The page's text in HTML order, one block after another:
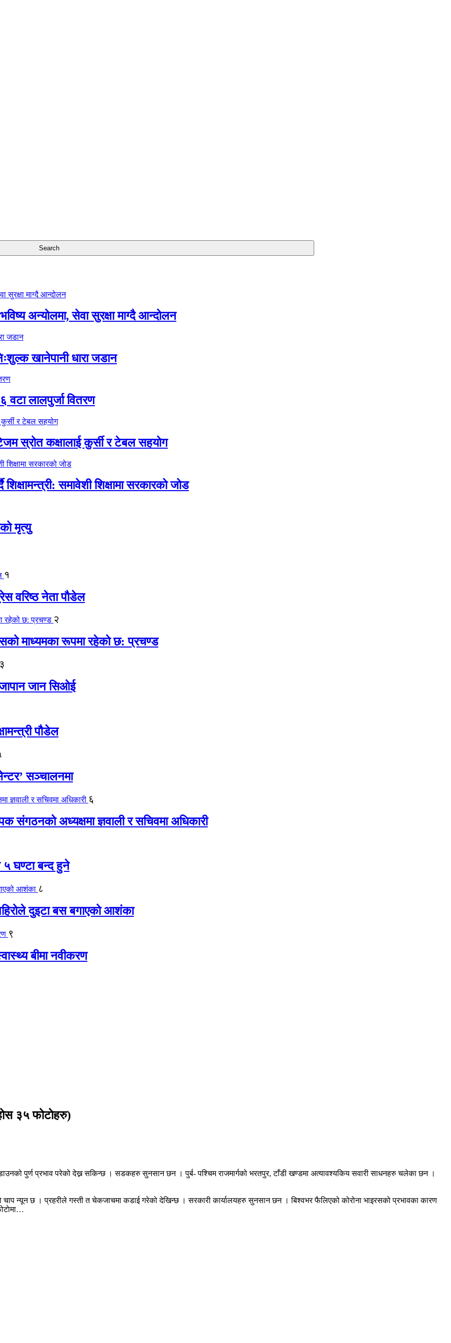
अन्योलमा, सेवा सुरक्षा माग्दै आन्दोलन
खानेपानी धारा जडान
वटा लालपुर्जा वितरण
स्रोत कक्षालाई कुर्सी र टेबल सहयोग
समावेशी शिक्षामा सरकारको जोड
मृत्यु
१
वरिष्ठ नेता पौडेल
२
माध्यमका रूपमा रहेको छ: प्रचण्ड
३
जापान जान सिओई
पौडेल
सञ्चालनमा
६
संगठनको अध्यक्षमा ज्ञवाली र सचिवमा अधिकारी
घण्टा बन्द हुने
८
दुइटा बस बगाएको आशंका
९
बीमा नवीकरण
३५ फोटाेहरु)
पुर्ण प्रभाव परेको देख्न सकिन्छ । सडकहरु सुनसान छन । पुर्ब- पश्चिम राजमार्गको भरतपुर, टाँडी खण्डमा अत्यावश्यकिय सवारी साधनहरु चलेका छन ।
चाप न्यून छ । प्रहरीले गस्ती त चेकजाचमा कडाई गरेको देखिन्छ । सरकारी कार्यालयहरु सुनसान छन । बिश्वभर फैलिएको कोरोना भाइरसको प्रभावका कारण